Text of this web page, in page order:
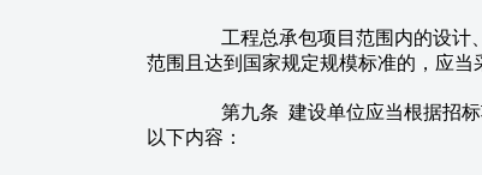
工程总承包项目范围内的设计、
范围且达到国家规定规模标准的，应当
第九条 建设单位应当根据招标
以下内容：